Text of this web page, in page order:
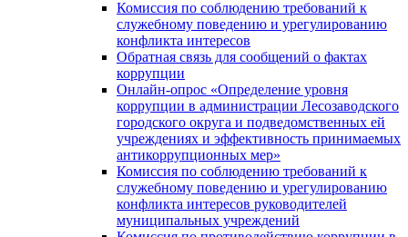
Комиссия по соблюдению требований к
служебному поведению и урегулированию
конфликта интересов
Обратная связь для сообщений о фактах
коррупции
Онлайн-опрос «Определение уровня
коррупции в администрации Лесозаводского
городского округа и подведомственных ей
учреждениях и эффективность принимаемых
антикоррупционных мер»
Комиссия по соблюдению требований к
служебному поведению и урегулированию
конфликта интересов руководителей
муниципальных учреждений